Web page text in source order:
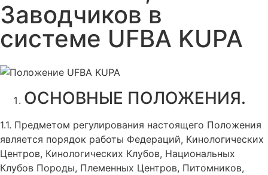
Заводчиков в
системе UFBA KUPA
ОСНОВНЫЕ ПОЛОЖЕНИЯ.
1.1. Предметом регулирования настоящего Положения
является порядок работы Федераций, Кинологических
Центров, Кинологических Клубов, Национальных
Клубов Породы, Племенных Центров, Питомников,